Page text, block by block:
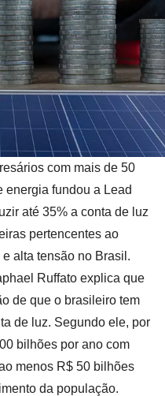
com mais de 50
energia fundou a Lead
até 35% a conta de luz
pertencentes ao
alta tensão no Brasil.
Ruffato explica que
de que o brasileiro tem
de luz. Segundo ele, por
bilhões por ano com
menos R$ 50 bilhões
da população.